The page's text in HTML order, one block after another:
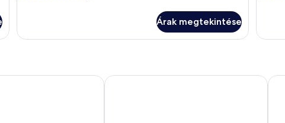
további
Árak megtekintése
Beach Aparthotel Salt Lake